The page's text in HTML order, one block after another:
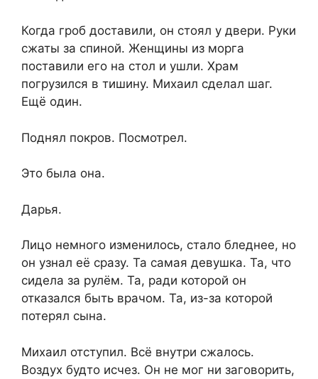
Когда гроб доставили, он стоял у двери. Руки
сжаты за спиной. Женщины из морга
поставили его на стол и ушли. Храм
погрузился в тишину. Михаил сделал шаг.
Ещё один.
Поднял покров. Посмотрел.
Это была она.
Дарья.
Лицо немного изменилось, стало бледнее, но
он узнал её сразу. Та самая девушка. Та, что
сидела за рулём. Та, ради которой он
отказался быть врачом. Та, из-за которой
потерял сына.
Михаил отступил. Всё внутри сжалось.
Воздух будто исчез. Он не мог ни заговорить,